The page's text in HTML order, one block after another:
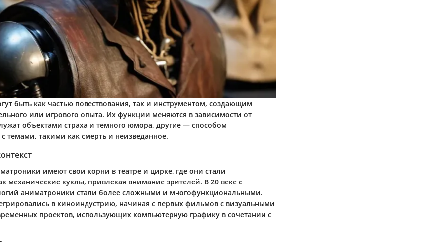
быть как частью повествования, так и инструментом, создающим
или игрового опыта. Их функции меняются в зависимости от
объектами страха и темного юмора, другие — способом
темами, такими как смерть и неизведанное.
имеют свои корни в театре и цирке, где они стали
механические куклы, привлекая внимание зрителей. В 20 веке с
аниматроники стали более сложными и многофункциональными.
в киноиндустрию, начиная с первых фильмов с визуальными
проектов, использующих компьютерную графику в сочетании с